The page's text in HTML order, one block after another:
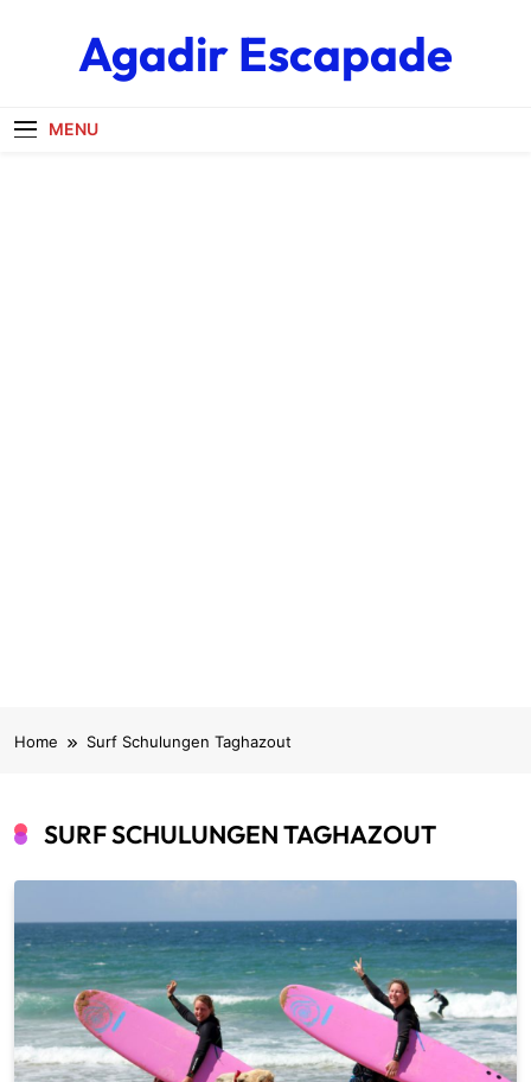
Agadir Escapade
MENU
Home Surf Schulungen Taghazout
SURF SCHULUNGEN TAGHAZOUT